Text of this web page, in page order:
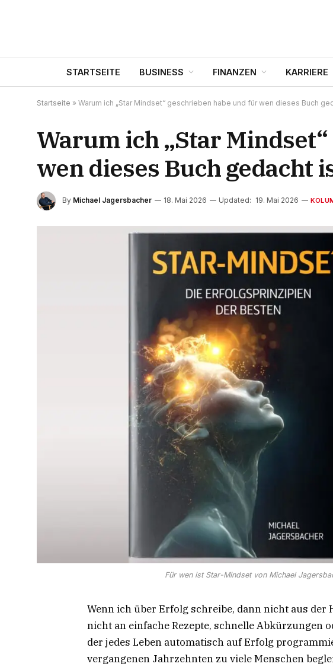
STARTSEITE BUSINESS FINANZEN KARRIERE
Startseite » Warum ich „Star Mindset“ geschrieben habe und für wen dieses Buch
Warum ich „Star
wen dieses Buch gedacht
By Michael Jagersbacher 18. Mai 2026 Updated: 19. Mai 2026
Für wen ist Star-Mindset von Michael
Wenn ich über Erfolg schreibe, dann nicht aus der
nicht an einfache Rezepte, schnelle Abkürzungen
der jedes Leben automatisch auf Erfolg
vergangenen Jahrzehnten zu viele Menschen